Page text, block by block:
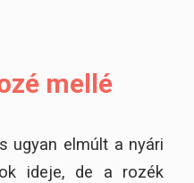
mellé
ugyan elmúlt a nyári
ideje, de a rozék